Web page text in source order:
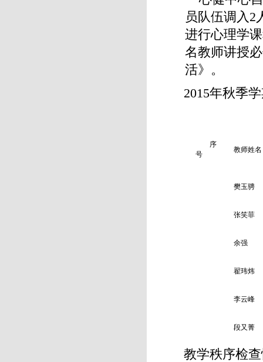
员队伍调入2
进行心理学
名教师讲授
活》。
2015年秋季
序
号
教师姓名
樊玉骋
张笑菲
余强
翟玮炜
李云峰
段又菁
教学秩序检